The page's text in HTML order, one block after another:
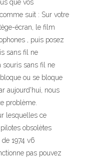
que vos
suit : Sur votre
écran, le film
, puis posez
sans fil ne
souris sans fil ne
ou se bloque
aujourd'hui, nous
problème.
lesquelles ce
obsolètes
1974 v6
pas pouvez